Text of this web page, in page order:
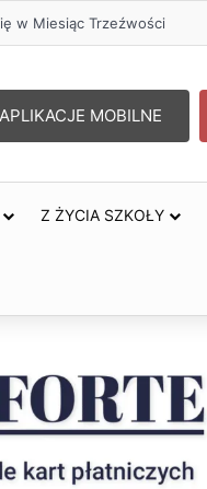
MPK w Radomsku
MOBILNE
Z ŻYCIA SZKOŁY